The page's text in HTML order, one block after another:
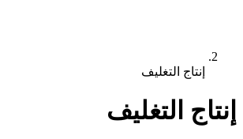
إنتاج التغليف
إنتاج التغليف